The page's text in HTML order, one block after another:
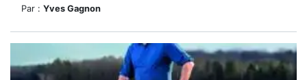
Par : Yves Gagnon